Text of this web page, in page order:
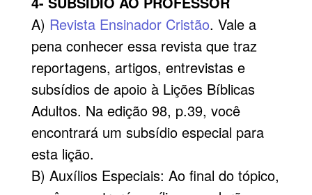
A) Revista Ensinador Cristão. Vale a
pena conhecer essa revista que traz
reportagens, artigos, entrevistas e
subsídios de apoio à Lições Bíblicas
Adultos. Na edição 98, p.39, você
encontrará um subsídio especial para
esta lição.
B) Auxílios Especiais: Ao final do tópico,